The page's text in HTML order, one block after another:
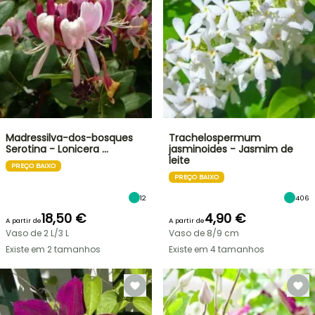
Madressilva-dos-bosques
Serotina - Lonicera …
PREÇO BAIXO
12
A partir de18,50 €
Vaso de 2 L/3 L
Existe em 2 tamanhos
Trachelospermum
jasminoides - Jasmim de
leite
PREÇO BAIXO
406
A partir de4,90 €
Vaso de 8/9 cm
Existe em 4 tamanhos